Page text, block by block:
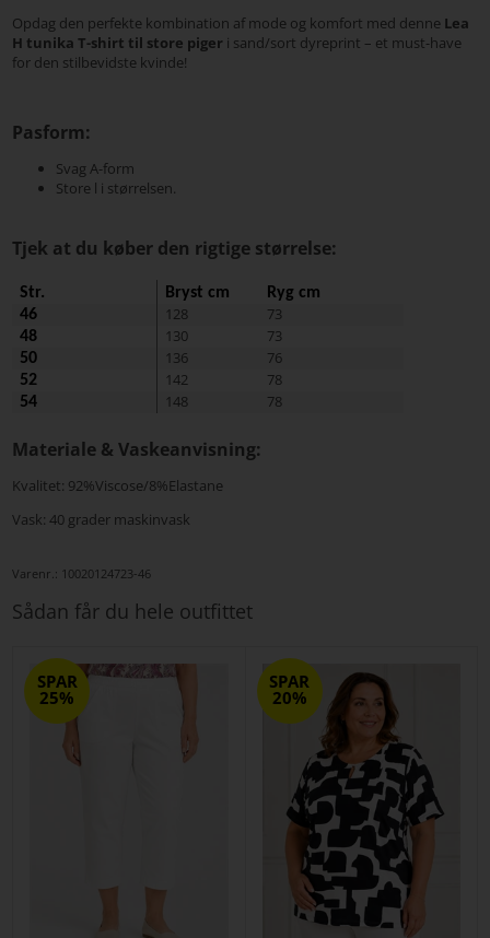
Opdag den perfekte kombination af mode og komfort med denne Lea
H tunika T-shirt til store piger i sand/sort dyreprint – et must-have
for den stilbevidste kvinde!
Pasform:
Svag A-form
Store l i størrelsen.
Tjek at du køber den rigtige størrelse:
Str. Bryst cm
Ryg cm
46
128 73
48 130 73
50 136 76
52 142 78
54 148 78
Materiale & Vaskeanvisning:
Kvalitet: 92%Viscose/8%Elastane
Vask: 40 grader maskinvask
Varenr.: 10020124723-46
Sådan får du hele outfittet
SPAR
25%
SPAR
20%